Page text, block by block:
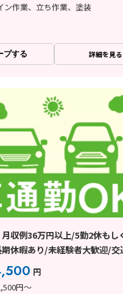
ン作業、立ち作業、塗装
プする 詳細を見る
月収例36万円以上/5勤2休もし
休暇あり/未経験者大歓迎/交
い・週払い制度あり
円
円～